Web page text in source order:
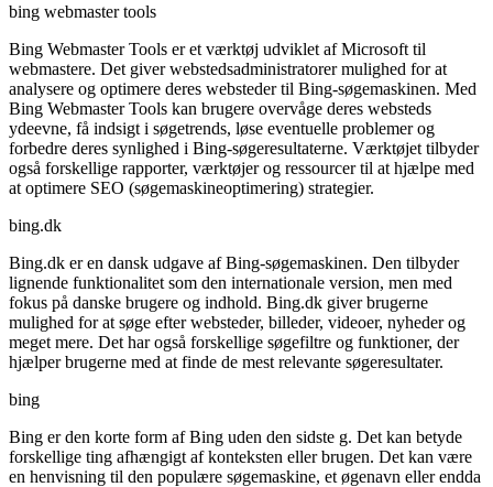
bing webmaster tools
Bing Webmaster Tools er et værktøj udviklet af Microsoft til
webmastere. Det giver webstedsadministratorer mulighed for at
analysere og optimere deres websteder til Bing-søgemaskinen. Med
Bing Webmaster Tools kan brugere overvåge deres websteds
ydeevne, få indsigt i søgetrends, løse eventuelle problemer og
forbedre deres synlighed i Bing-søgeresultaterne. Værktøjet tilbyder
også forskellige rapporter, værktøjer og ressourcer til at hjælpe med
at optimere SEO (søgemaskineoptimering) strategier.
bing.dk
Bing.dk er en dansk udgave af Bing-søgemaskinen. Den tilbyder
lignende funktionalitet som den internationale version, men med
fokus på danske brugere og indhold. Bing.dk giver brugerne
mulighed for at søge efter websteder, billeder, videoer, nyheder og
meget mere. Det har også forskellige søgefiltre og funktioner, der
hjælper brugerne med at finde de mest relevante søgeresultater.
bing
Bing er den korte form af Bing uden den sidste g. Det kan betyde
forskellige ting afhængigt af konteksten eller brugen. Det kan være
en henvisning til den populære søgemaskine, et øgenavn eller endda